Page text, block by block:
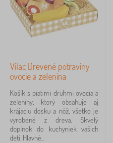
Vilac Drevené potraviny
ovocie a zelenina
Košík s piatimi druhmi ovocia a
zeleniny, ktorý obsahuje aj
krájaciu dosku a nôž, všetko je
vyrobené z dreva. Skvelý
doplnok do kuchyniek vašich
detí. Hlavné...